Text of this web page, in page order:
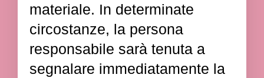
materiale. In determinate
circostanze, la persona
responsabile sarà tenuta a
segnalare immediatamente la